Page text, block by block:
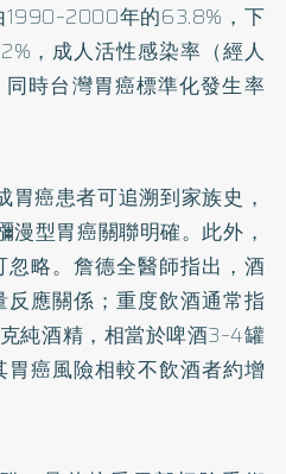
1990–2000年的63.8%，下
，成人活性感染率（經人
時台灣胃癌標準化發生率
胃癌患者可追溯到家族史，
漫型胃癌關聯明確。此外，
略。詹德全醫師指出，酒
應關係；重度飲酒通常指
純酒精，相當於啤酒3–4罐
癌風險相較不飲酒者約增